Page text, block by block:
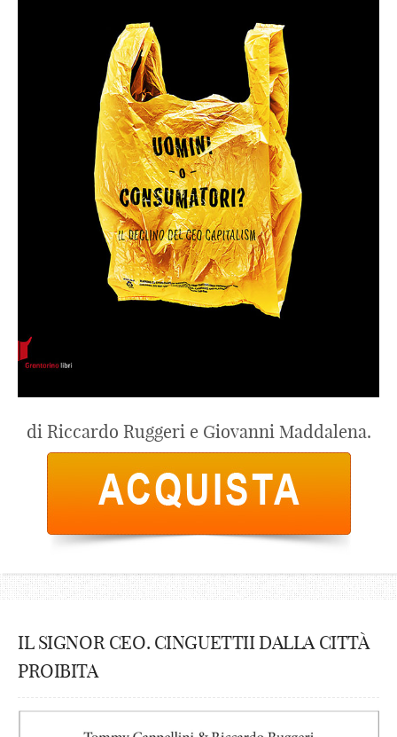
di Riccardo Ruggeri e Giovanni Maddalena.
IL SIGNOR CEO. CINGUETTII DALLA CITTÀ
PROIBITA